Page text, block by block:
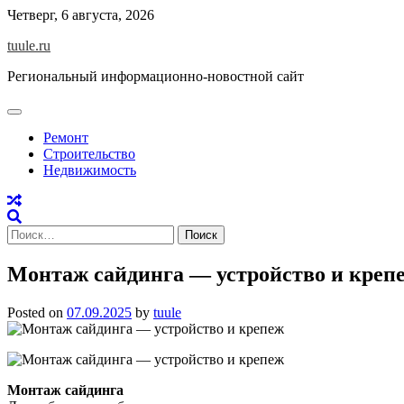
Skip
content
Четверг, 6 августа, 2026
tuule.ru
Региональный информационно-новостной сайт
Ремонт
Строительство
Недвижимость
Найти:
Монтаж сайдинга — устройство и
Posted on 07.09.2025 by tuule
Монтаж сайдинга